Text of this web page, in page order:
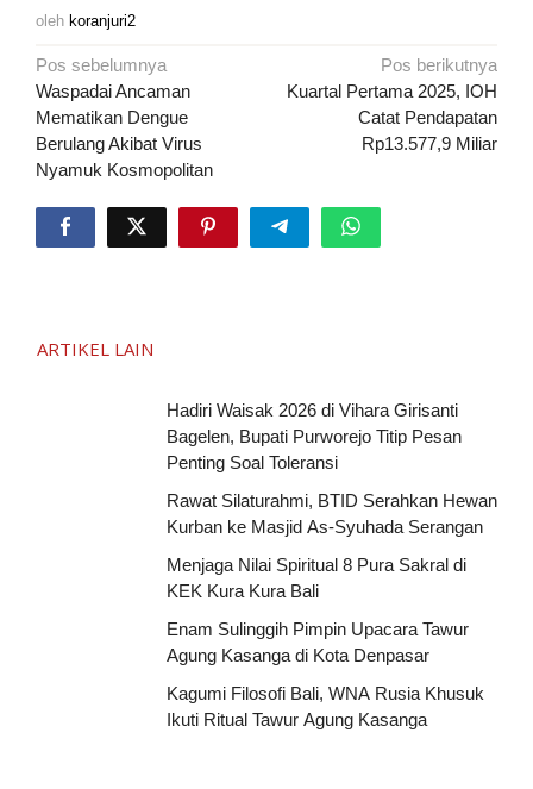
oleh koranjuri2
Navigasi
pos
Pos sebelumnya
Waspadai Ancaman
Mematikan Dengue
Berulang Akibat Virus
Nyamuk Kosmopolitan
Pos berikutnya
Kuartal Pertama 2025, IOH
Catat Pendapatan
Rp13.577,9 Miliar
ARTIKEL LAIN
Hadiri Waisak 2026 di Vihara Girisanti
Bagelen, Bupati Purworejo Titip Pesan
Penting Soal Toleransi
Rawat Silaturahmi, BTID Serahkan Hewan
Kurban ke Masjid As-Syuhada Serangan
Menjaga Nilai Spiritual 8 Pura Sakral di
KEK Kura Kura Bali
Enam Sulinggih Pimpin Upacara Tawur
Agung Kasanga di Kota Denpasar
Kagumi Filosofi Bali, WNA Rusia Khusuk
Ikuti Ritual Tawur Agung Kasanga